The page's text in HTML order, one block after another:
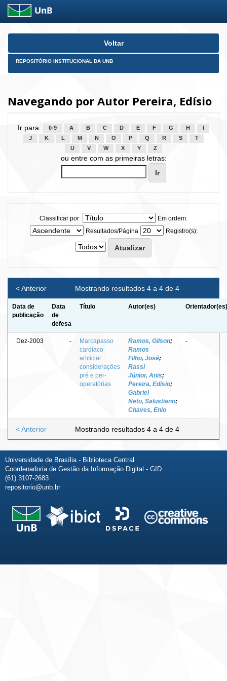
Skip
Voltar
REPOSITÓRIO INSTITUCIONAL DA UNB
Navegando por Autor Pereira, Edísio
Ir para: 0-9 A B C D E F G H
J
K L M N O P Q R S
T
U
V W X Y Z
ou entre com as primeiras letras:
Classificar por:
Em ordem:
Resultados/Página
Registro(s):
Mostrando resultados 4 a 4 de 4
< Anterior
Data de
publicação
Data
de
defesa
Título Autor(es) Orientador(es)
Dez-2003 -
Marcapasso
cardíaco
artificial :
considerações
pré e per-
operatórias
Ramos, Gilson;
Ramos
Filho, José;
Rassi
Júnior, Anis;
Pereira, Edísio;
Gabriel
Neto, Salustiano;
Chaves, Enio
-
Mostrando resultados 4 a 4 de 4
< Anterior
Universidade de Brasília - Biblioteca Central
Coordenadoria de Gestão da Informação Digital - GID
(61) 3107-2683
repositorio@unb.br